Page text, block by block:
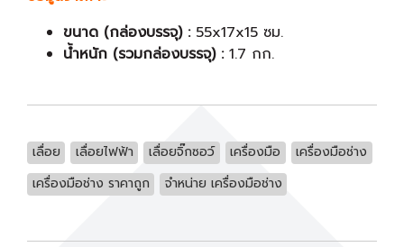
ขนาด (กล่องบรรจุ) :55x17x15 ซม.
น้ำหนัก (รวมกล่องบรรจุ) :1.7 กก.
เลื่อย เลื่อยไฟฟ้า เลื่อยจิ๊กซอว์ เครื่องมือ
เครื่องมือช่าง
เครื่องมือช่าง ราคาถูก
จำหน่าย เครื่องมือช่าง